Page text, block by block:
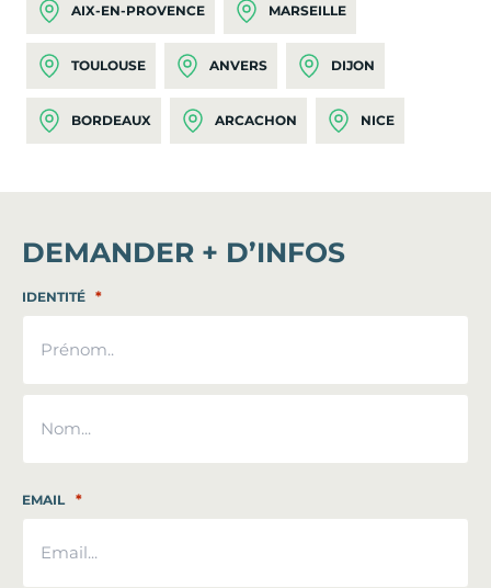
AIX-EN-PROVENCE MARSEILLE
TOULOUSE ANVERS DIJON
BORDEAUX ARCACHON NICE
DEMANDER + D’INFOS
IDENTITÉ *
Prénom
EMAIL *